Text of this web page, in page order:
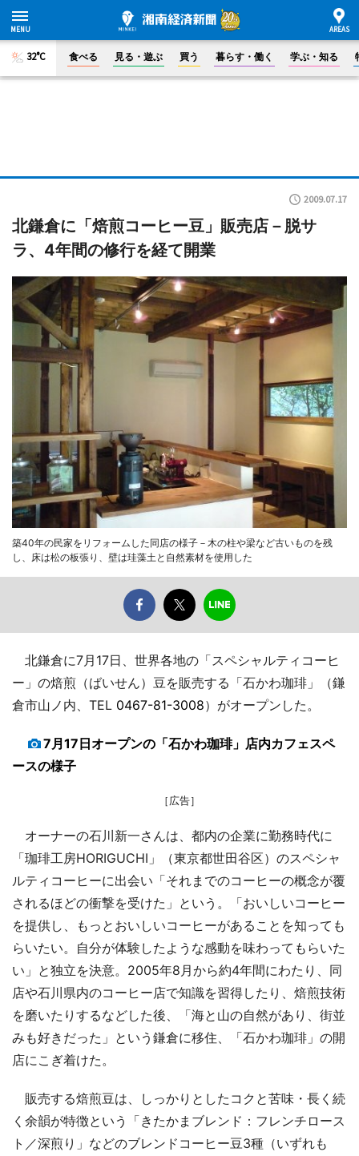
32°C 食べる 見る・遊ぶ 買う 暮らす・働く 学ぶ・知る
2009.07.17
北鎌倉に「焙煎コーヒー豆」販売店－脱サ
ラ、4年間の修行を経て開業
築40年の民家をリフォームした同店の様子－木の柱や梁など古いものを残
し、床は松の板張り、壁は珪藻土と自然素材を使用した
北鎌倉に7月17日、世界各地の「スペシャルティコーヒ
ー」の焙煎（ばいせん）豆を販売する「石かわ珈琲」（鎌
倉市山ノ内、TEL 0467-81-3008）がオープンした。
7月17日オープンの「石かわ珈琲」店内カフェスペ
ースの様子
［広告］
オーナーの石川新一さんは、都内の企業に勤務時代に
「珈琲工房HORIGUCHI」（東京都世田谷区）のスペシャ
ルティコーヒーに出会い「それまでのコーヒーの概念が覆
されるほどの衝撃を受けた」という。「おいしいコーヒー
を提供し、もっとおいしいコーヒーがあることを知っても
らいたい。自分が体験したような感動を味わってもらいた
い」と独立を決意。2005年8月から約4年間にわたり、同
店や石川県内のコーヒー店で知識を習得したり、焙煎技術
を磨いたりするなどした後、「海と山の自然があり、街並
みも好きだった」という鎌倉に移住、「石かわ珈琲」の開
店にこぎ着けた。
販売する焙煎豆は、しっかりとしたコクと苦味・長く続
く余韻が特徴という「きたかまブレンド：フレンチロース
ト／深煎り」などのブレンドコーヒー豆3種（いずれも